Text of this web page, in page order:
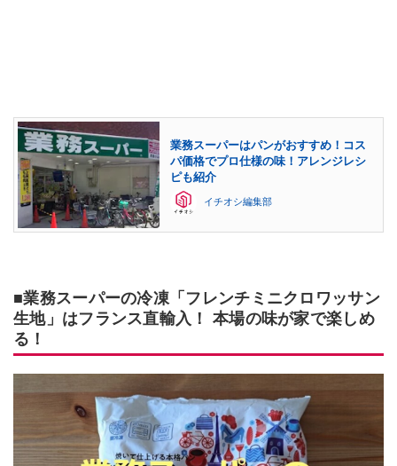
業務スーパーはパンがおすすめ！コス
パ価格でプロ仕様の味！アレンジレシ
ピも紹介
イチオシ編集部
■業務スーパーの冷凍「フレンチミニクロワッサン
生地」はフランス直輸入！ 本場の味が家で楽しめ
る！